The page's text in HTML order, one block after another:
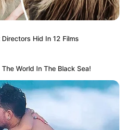
Hid In 12 Films
World In The Black Sea!